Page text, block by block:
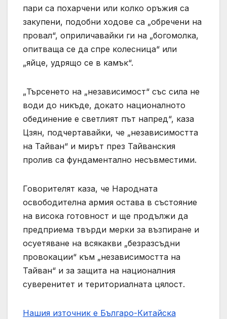
пари са похарчени или колко оръжия са
закупени, подобни ходове са „обречени на
провал“, оприличавайки ги на „богомолка,
опитваща се да спре колесница“ или
„яйце, удрящо се в камък“.
„Търсенето на „независимост“ със сила не
води до никъде, докато националното
обединение е светлият път напред“, каза
Цзян, подчертавайки, че „независимостта
на Тайван“ и мирът през Тайванския
пролив са фундаментално несъвместими.
Говорителят каза, че Народната
освободителна армия остава в състояние
на висока готовност и ще продължи да
предприема твърди мерки за възпиране и
осуетяване на всякакви „безразсъдни
провокации“ към „независимостта на
Тайван“ и за защита на националния
суверенитет и териториалната цялост.
Нашия източник е Българо-Китайска